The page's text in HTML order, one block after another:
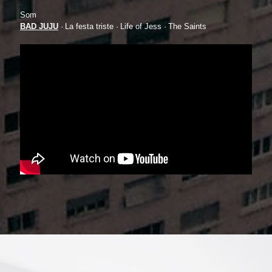
Som
BAD JUJU · La festa triste · Life of Jess · The Saints